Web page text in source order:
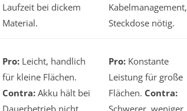
Laufzeit bei dickem
Material.
Kabelmanagement,
Steckdose nötig.
Pro: Leicht, handlich
für kleine Flächen.
Contra: Akku hält bei
Dauerbetrieb nicht
Pro: Konstante
Leistung für große
Flächen. Contra:
Schwerer, weniger